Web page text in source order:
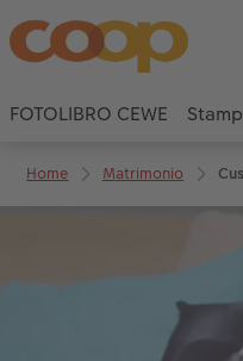
FOTOLIBRO CEWE
Home Matrimonio